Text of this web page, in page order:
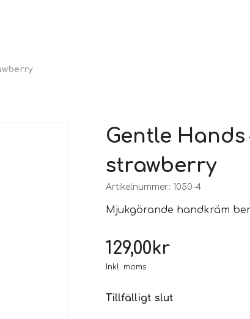
Gentle
strawberry
Artikelnummer: 1050-4
Mjukgörande handkräm
129,00kr
Inkl. moms
Tillfälligt slut